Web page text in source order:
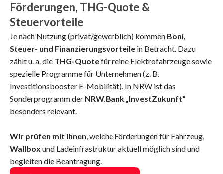
Förderungen, THG-Quote &
Steuervorteile
Je nach Nutzung (privat/gewerblich) kommen Boni,
Steuer- und Finanzierungsvorteile in Betracht. Dazu
zählt u. a. die THG-Quotefür reine Elektrofahrzeuge sowie
spezielle Programme für Unternehmen (z. B.
Investitionsbooster E-Mobilität). In NRW ist das
Sonderprogramm der NRW.Bank „InvestZukunft“
besonders relevant.
Wir prüfen mit Ihnen, welche Förderungen für Fahrzeug,
Wallbox und Ladeinfrastruktur aktuell möglich sind und
begleiten die Beantragung.